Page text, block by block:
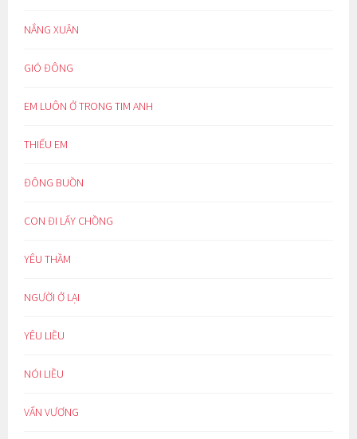
NẮNG XUÂN
GIÓ ĐÔNG
EM LUÔN Ở TRONG TIM ANH
THIẾU EM
ĐÔNG BUỒN
CON ĐI LẤY CHỒNG
YÊU THẦM
NGƯỜI Ở LẠI
YÊU LIỀU
NÓI LIỀU
VẤN VƯƠNG